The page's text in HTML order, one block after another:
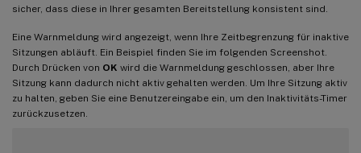
sicher, dass diese in Ihrer gesamten Bereitstellung konsistent sind.
Eine Warnmeldung wird angezeigt, wenn Ihre Zeitbegrenzung für inaktive
Sitzungen abläuft. Ein Beispiel finden Sie im folgenden Screenshot.
Durch Drücken von OK wird die Warnmeldung geschlossen, aber Ihre
Sitzung kann dadurch nicht aktiv gehalten werden. Um Ihre Sitzung aktiv
zu halten, geben Sie eine Benutzereingabe ein, um den Inaktivitäts-Timer
zurückzusetzen.